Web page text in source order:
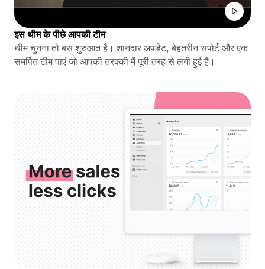
इस थीम के पीछे आपकी टीम
थीम चुनना तो बस शुरुआत है। शानदार अपडेट, बेहतरीन सपोर्ट और एक
समर्पित टीम पाएं जो आपकी तरक्की में पूरी तरह से लगी हुई है।